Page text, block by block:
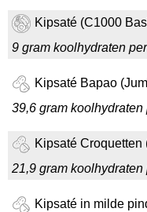
Kipsaté (C1000
9 gram koolhydraten
Kipsaté Bapao
39,6 gram koolhydraten
Kipsaté Croquetten
21,9 gram koolhydraten
Kipsaté in milde